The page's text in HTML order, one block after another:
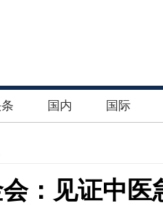
国内 国际
：见证中